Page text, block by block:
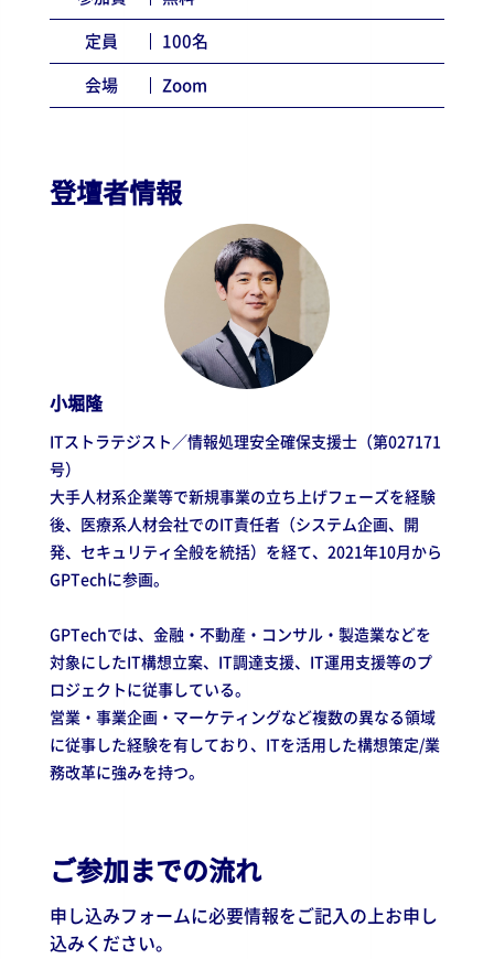
定員
100名
会場
Zoom
登壇者情報
小堀隆
ITストラテジスト／情報処理安全確保支援士（第027171
号）
大手人材系企業等で新規事業の立ち上げフェーズを経験
後、医療系人材会社でのIT責任者（システム企画、開
発、セキュリティ全般を統括）を経て、2021年10月から
GPTechに参画。
GPTechでは、金融・不動産・コンサル・製造業などを
対象にしたIT構想立案、IT調達支援、IT運用支援等のプ
ロジェクトに従事している。
営業・事業企画・マーケティングなど複数の異なる領域
に従事した経験を有しており、ITを活用した構想策定/業
務改革に強みを持つ。
ご参加までの流れ
申し込みフォームに必要情報をご記入の上お申し
込みください。